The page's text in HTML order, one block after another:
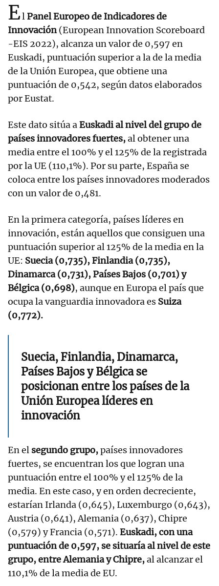
ElPanel Europeo de Indicadores de
Innovación(European Innovation Scoreboard
-EIS 2022), alcanza un valor de 0,597 en
Euskadi, puntuación superior a la de la media
de la Unión Europea, que obtiene una
puntuación de 0,542, según datos elaborados
por Eustat.
Este dato sitúa aEuskadi al nivel del grupo de
países innovadores fuertes,al obtener una
media entre el 100% y el 125% de la registrada
por la UE (110,1%). Por su parte, España se
coloca entre los países innovadores moderados
con un valor de 0,481.
En la primera categoría, países líderes en
innovación, están aquellos que consiguen una
puntuación superior al 125% de la media en la
UE: Suecia (0,735), Finlandia (0,735),
Dinamarca (0,731), Países Bajos (0,701) y
Bélgica (0,698), aunque en Europa el país que
ocupa la vanguardia innovadora es Suiza
(0,772).
Suecia, Finlandia, Dinamarca,
Países Bajos y Bélgica se
posicionan entre los países de la
Unión Europea líderes en
innovación
En el segundo grupo,países innovadores
fuertes, se encuentran los que logran una
puntuación entre el 100% y el 125% de la
media. En este caso, y en orden decreciente,
estarían Irlanda (0,645), Luxemburgo (0,643),
Austria (0,641), Alemania (0,637), Chipre
(0,579) y Francia (0,571). Euskadi, con una
puntuación de 0,597, se situaría al nivel de este
grupo, entre Alemania y Chipre,al alcanzar el
110,1% de la media de EU.